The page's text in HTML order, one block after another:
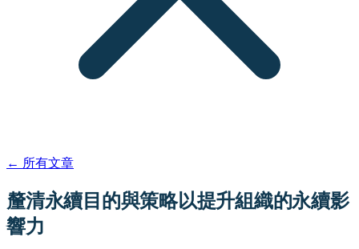
← 所有文章
釐清永續目的與策略以提升組織的永續影
響力